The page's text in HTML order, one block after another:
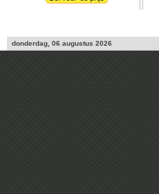
donderdag, 06 augustus 2026